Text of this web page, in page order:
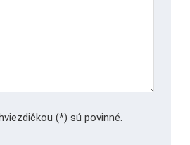
(*) sú povinné.